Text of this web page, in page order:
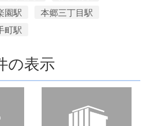
園駅
本郷三丁目駅
町駅
の表示